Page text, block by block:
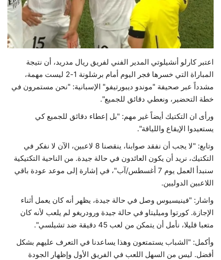
حياة
اعتبر كارلو أنشيلوتي المدير الفني لفريق ريال مدريد، أن نتيجة
المباراة التي خسرها فجر اليوم أمام برشلونة 1-2 ليست مهمة،
مشدداً عبر صحيفة "موندو ديبورتيفو" الإسبانية: "نحن مستمرون في
خطة التحضير، ونعطي دقائق للجميع".
ورأى ان التكتيك أيضاً غير مهم: "بل إعطاء دقائق للجميع كي
يستعيدوا الإيقاع واللياقة".
وتابع: "لا يجب أن نفقد صوابنا، ينقصنا 8 لاعبين، الآن لا نفكر في
التكتيك، نريد أن يكون العائدون في حالة جيدة. من الناحية التكتيكية
سنبدأ العمل يوم 7 أغسطس/آب"، في إشارة إلى موعد عودة باقي
اللاعبين الدوليين.
واشار: "فينيسيوس وصل في حالة جيدة، يظهر أنه كان يعمل أثناء
الإجازة. كورتوا وميليتاو في حالة جيدة ورودريغو لم يلعب لأنه كان
متعبا قليلا، نأمل أن يتمكن من لعب 45 دقيقة ضد تشيلسي".
وأكمل: "الشباب يستمتعون وهذا يساعدنا في التعرف عليهم بشكل
أفضل. ليس من السهل اللعب في الفريق الأول وإظهار الجودة